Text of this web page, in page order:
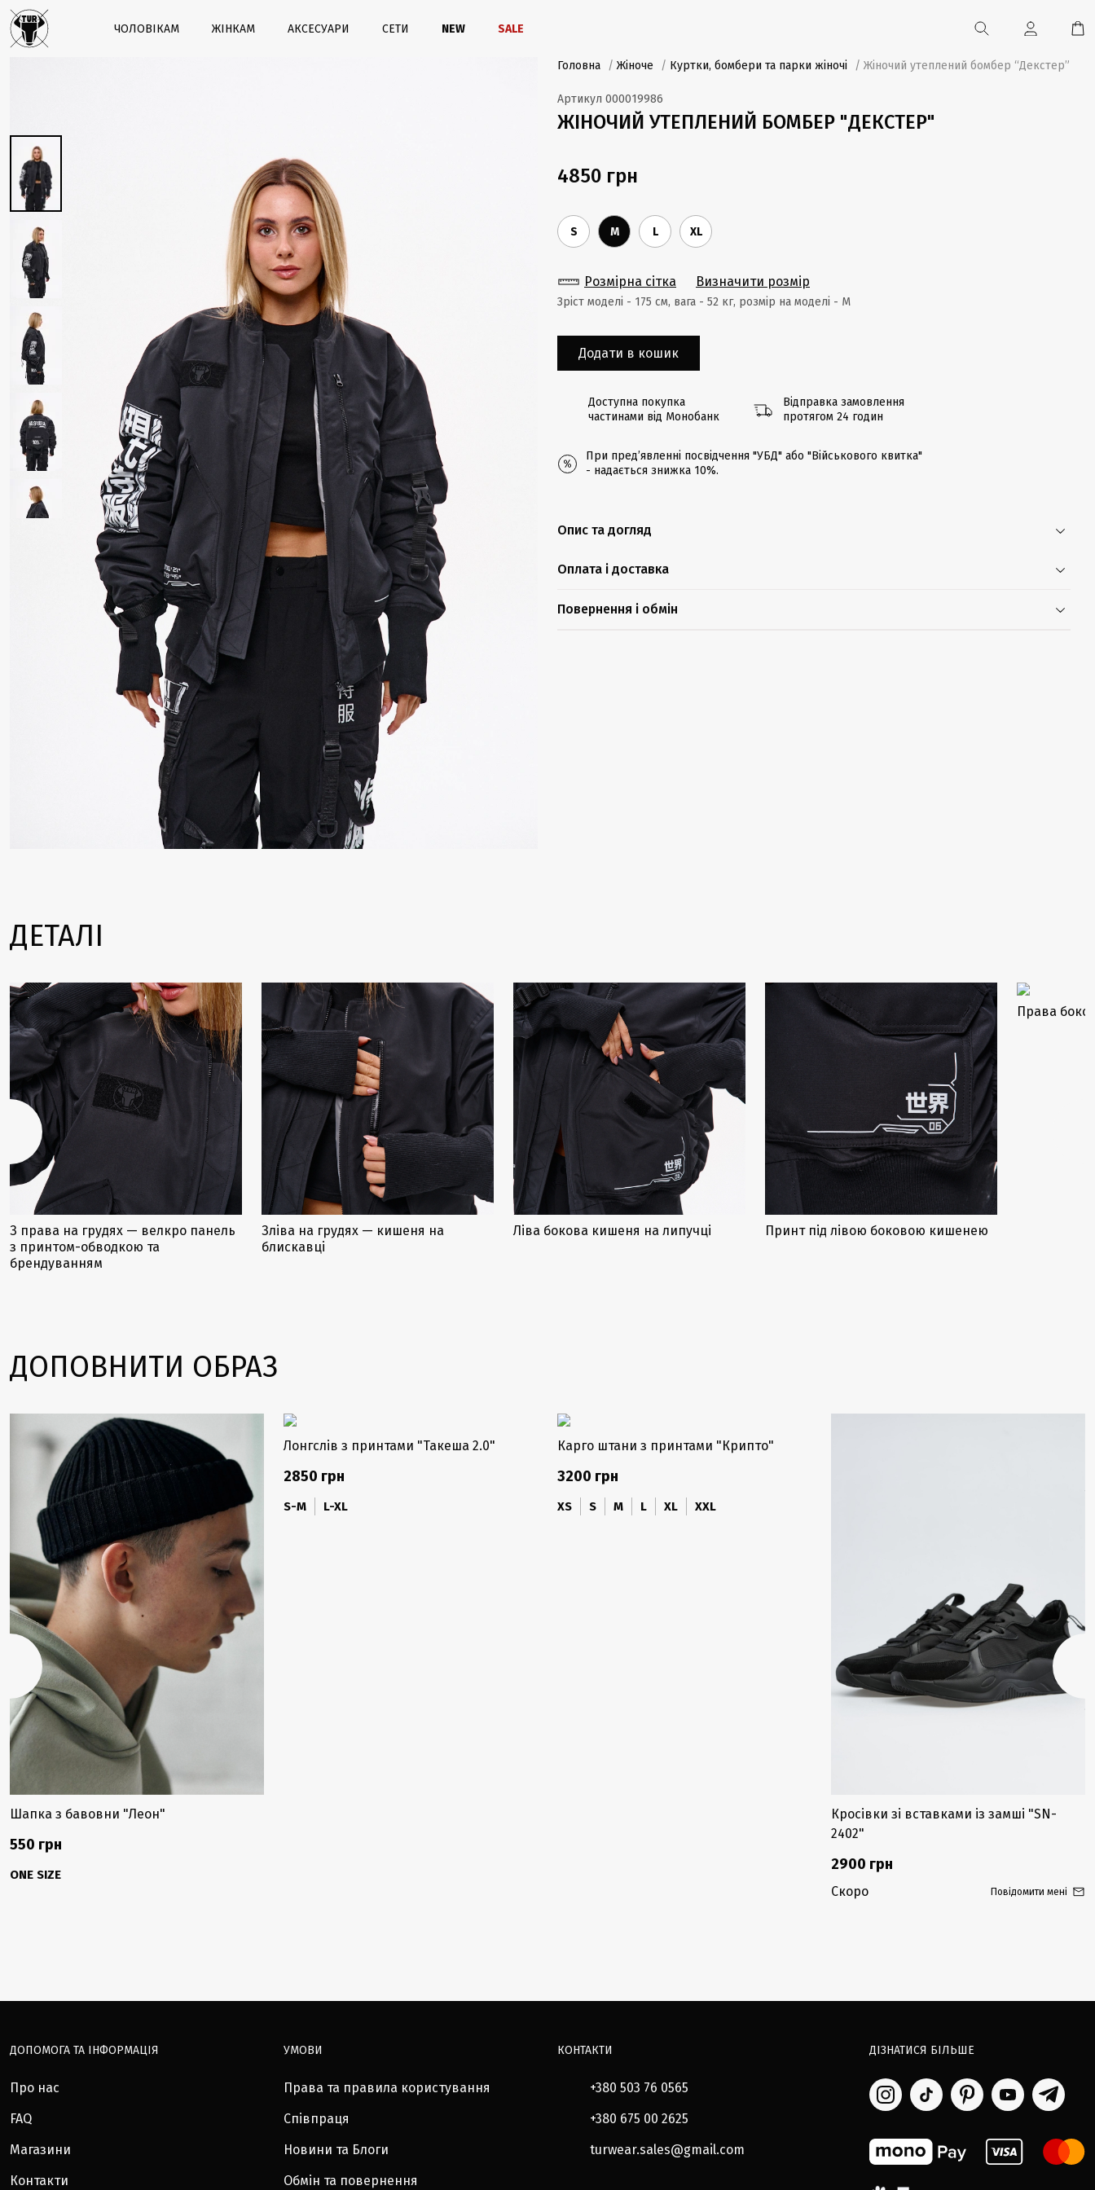
ЧОЛОВІКАМ ЖІНКАМ АКСЕСУАРИ СЕТИ NEW SALE
Головна /Жіноче / Куртки, бомбери та парки жіночі / Жіночий утеплений бомбер “Декстер”
Артикул 000019986
ЖІНОЧИЙ УТЕПЛЕНИЙ БОМБЕР "ДЕКСТЕР"
4850 грн
S M L XL
Розмірна сітка Визначити розмір
Зріст моделі - 175 cм, вага - 52 кг, розмір на моделі - M
Додати в кошик
Доступна покупка
частинами від Монобанк
Відправка замовлення
протягом 24 годин
При предʼявленні посвідчення "УБД" або "Військового квитка"
- надається знижка 10%.
Опис та догляд
Оплата і доставка
Повернення і обмін
ДЕТАЛІ
З права на грудях — велкро панель
з принтом-обводкою та
брендуванням
Зліва на грудях — кишеня на
блискавці
Ліва бокова кишеня на липучці Принт під лівою боковою кишенею
Права
ДОПОВНИТИ ОБРАЗ
Шапка з бавовни "Леон"
550 грн
ONE SIZE
Лонгслів з принтами "Такеша 2.0"
2850 грн
S-M L-XL
Карго штани з принтами "Крипто"
3200 грн
XS S M L XL XXL
Кросівки зі вставками із замші "SN-
2402"
2900 грн
Скоро Повідомити мені
ДОПОМОГА ТА ІНФОРМАЦІЯ
Про нас
FAQ
Магазини
Контакти
УМОВИ
Права та правила користування
Співпраця
Новини та Блоги
Обмін та повернення
КОНТАКТИ
+380 503 76 0565
+380 675 00 2625
turwear.sales@gmail.com
ДІЗНАТИСЯ БІЛЬШЕ